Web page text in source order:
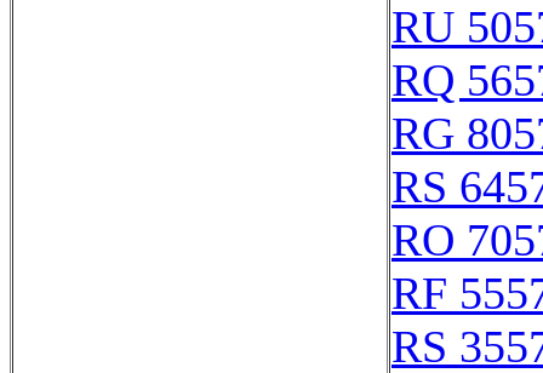
RU
RQ
RG
RS
RO
RF
RS